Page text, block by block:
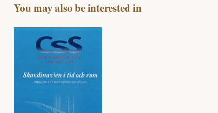
You may also be interested in